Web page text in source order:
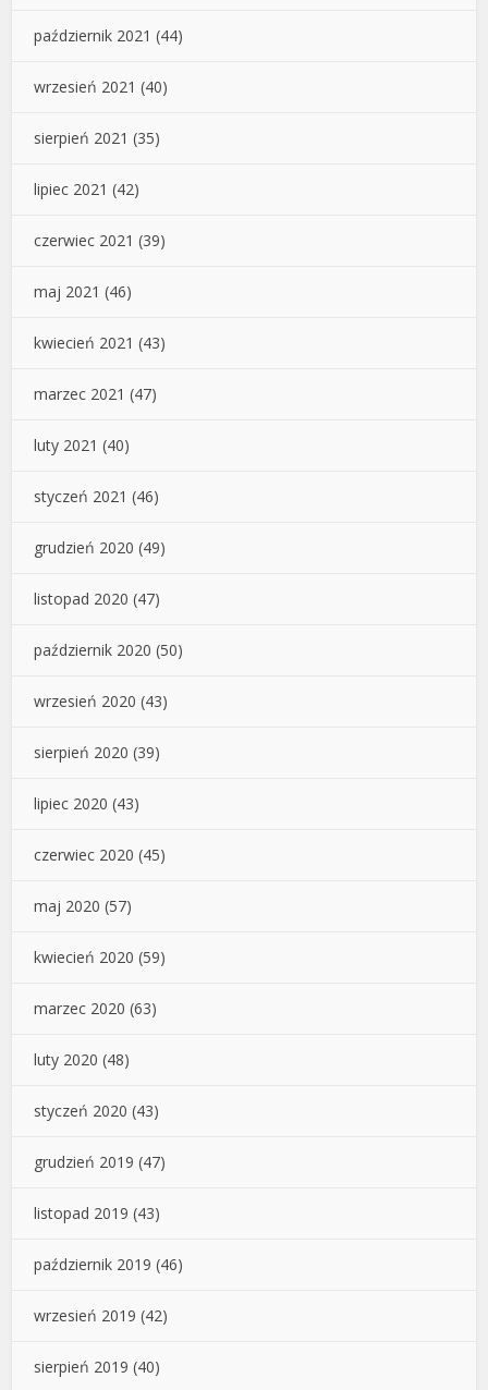
październik 2021 (44)
wrzesień 2021 (40)
sierpień 2021 (35)
lipiec 2021 (42)
czerwiec 2021 (39)
maj 2021 (46)
kwiecień 2021 (43)
marzec 2021 (47)
luty 2021 (40)
styczeń 2021 (46)
grudzień 2020 (49)
listopad 2020 (47)
październik 2020 (50)
wrzesień 2020 (43)
sierpień 2020 (39)
lipiec 2020 (43)
czerwiec 2020 (45)
maj 2020 (57)
kwiecień 2020 (59)
marzec 2020 (63)
luty 2020 (48)
styczeń 2020 (43)
grudzień 2019 (47)
listopad 2019 (43)
październik 2019 (46)
wrzesień 2019 (42)
sierpień 2019 (40)